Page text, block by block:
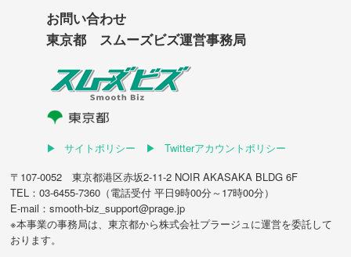
お問い合わせ
東京都 スムーズビズ運営事務局
サイトポリシー
Twitterアカウントポリシー
〒107-0052 東京都港区赤坂2-11-2 NOIR AKASAKA BLDG 6F
TEL：03-6455-7360（電話受付 平日9時00分～17時00分）
E-mail：smooth-biz_support@prage.jp
※本事業の事務局は、東京都から株式会社プラージュに運営を委託して
おります。